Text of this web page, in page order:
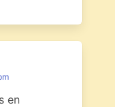
en